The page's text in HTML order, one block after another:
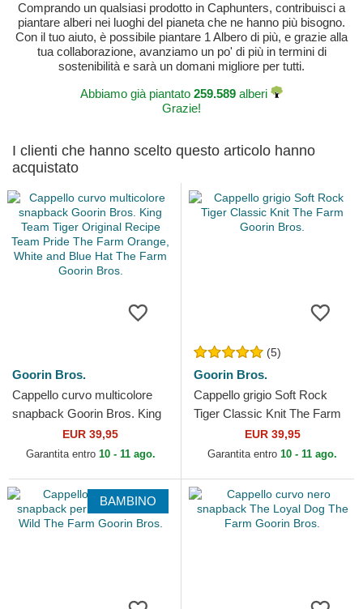
Comprando un qualsiasi prodotto in Caphunters, contribuisci a
piantare alberi nei luoghi del pianeta che ne hanno più bisogno.
Con il tuo aiuto, è possibile piantare 1 Albero di più, e grazie alla
tua collaborazione, avanziamo un po' di più in termini di
sostenibilità e sarà un domani migliore per tutti.
Abbiamo già piantato 259.589 alberi
Grazie!
I clienti che hanno scelto questo articolo hanno
acquistato
Goorin Bros.
Cappello curvo multicolore
snapback Goorin Bros. King
Team Tiger Original Recipe
Team Pride The...
EUR 39,95
Garantita entro 10 - 11 ago.
(5)
Goorin Bros.
Cappello grigio Soft Rock
Tiger Classic Knit The Farm
Goorin Bros.EUR 39,95
Garantita entro 10 - 11 ago.
BAMBINO